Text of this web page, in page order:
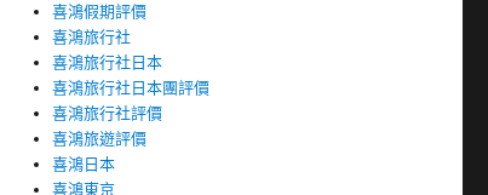
喜鴻假期評價
喜鴻旅行社
喜鴻旅行社日本
喜鴻旅行社日本團評價
喜鴻旅行社評價
喜鴻旅遊評價
喜鴻日本
喜鴻東京